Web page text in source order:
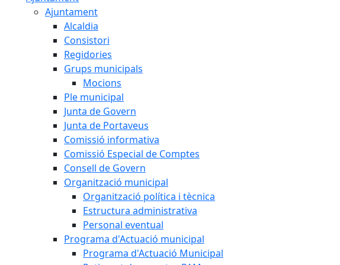
Ajuntament
Alcaldia
Consistori
Regidories
Grups municipals
Mocions
Ple municipal
Junta de Govern
Junta de Portaveus
Comissió informativa
Comissió Especial de Comptes
Consell de Govern
Organització municipal
Organització política i tècnica
Estructura administrativa
Personal eventual
Programa d'Actuació municipal
Programa d'Actuació Municipal